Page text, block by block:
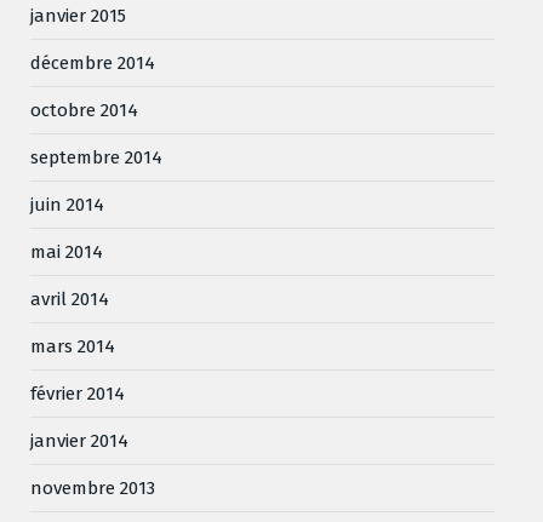
janvier 2015
décembre 2014
octobre 2014
septembre 2014
juin 2014
mai 2014
avril 2014
mars 2014
février 2014
janvier 2014
novembre 2013